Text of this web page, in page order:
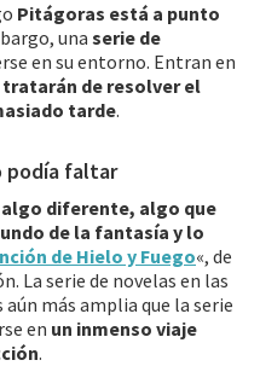
Pitágoras está a punto
una serie de
en su entorno. Entran en
tratarán de resolver el
tarde.
podía faltar
algo diferente, algo que
de la fantasía y lo
de Hielo y Fuego«, de
La serie de novelas en las
aún más amplia que la serie
en un inmenso viaje
.